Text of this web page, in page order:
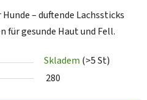
– duftende Lachssticks
gesunde Haut und Fell.
Skladem (>5 St)
280